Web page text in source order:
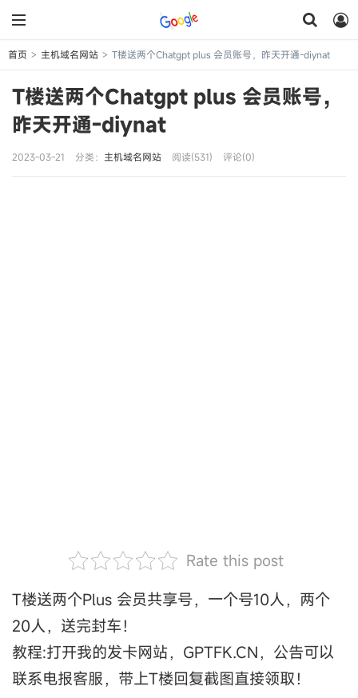
首页 > 主机域名网站 > T楼送两个Chatgpt plus 会员账号，昨天开通-diynat
T楼送两个Chatgpt plus 会员账号，
昨天开通-diynat
2023-03-21 分类： 主机域名网站 阅读(531) 评论(0)
Rate this post
T楼送两个Plus 会员共享号，一个号10人，两个
20人，送完封车！
教程:打开我的发卡网站，GPTFK.CN，公告可以
联系电报客服，带上T楼回复截图直接领取！